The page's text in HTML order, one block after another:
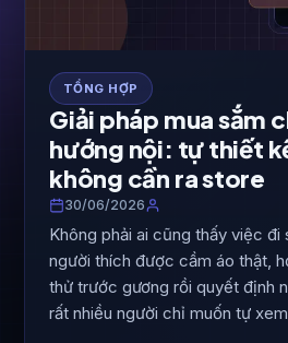
TỔNG HỢP
Giải pháp mua sắm
hướng nội: tự thiết
không cần ra store
30/06/2026
Không phải ai cũng thấy việc đi
người thích được cầm áo thật,
thử trước gương rồi quyết định
rất nhiều người chỉ muốn tự